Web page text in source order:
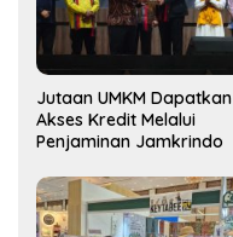
Jutaan UMKM Dapatkan
Akses Kredit Melalui
Penjaminan Jamkrindo